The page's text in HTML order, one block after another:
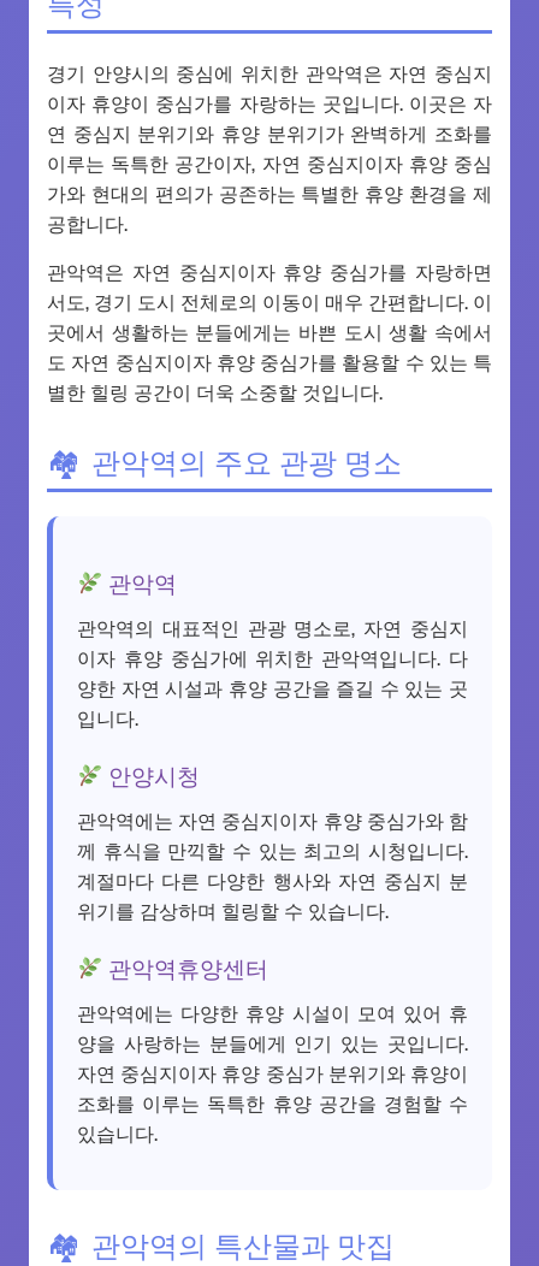
경기 안양시의 중심에 위치한 관악역은 자연 중심지
이자 휴양이 중심가를 자랑하는 곳입니다. 이곳은 자
연 중심지 분위기와 휴양 분위기가 완벽하게 조화를
이루는 독특한 공간이자, 자연 중심지이자 휴양 중심
가와 현대의 편의가 공존하는 특별한 휴양 환경을 제
공합니다.
관악역은 자연 중심지이자 휴양 중심가를 자랑하면
서도, 경기 도시 전체로의 이동이 매우 간편합니다. 이
곳에서 생활하는 분들에게는 바쁜 도시 생활 속에서
도 자연 중심지이자 휴양 중심가를 활용할 수 있는 특
별한 힐링 공간이 더욱 소중할 것입니다.
관악역의 주요 관광 명소
관악역
관악역의 대표적인 관광 명소로, 자연 중심지
이자 휴양 중심가에 위치한 관악역입니다. 다
양한 자연 시설과 휴양 공간을 즐길 수 있는 곳
입니다.
안양시청
관악역에는 자연 중심지이자 휴양 중심가와 함
께 휴식을 만끽할 수 있는 최고의 시청입니다.
계절마다 다른 다양한 행사와 자연 중심지 분
위기를 감상하며 힐링할 수 있습니다.
관악역휴양센터
관악역에는 다양한 휴양 시설이 모여 있어 휴
양을 사랑하는 분들에게 인기 있는 곳입니다.
자연 중심지이자 휴양 중심가 분위기와 휴양이
조화를 이루는 독특한 휴양 공간을 경험할 수
있습니다.
관악역의 특산물과 맛집